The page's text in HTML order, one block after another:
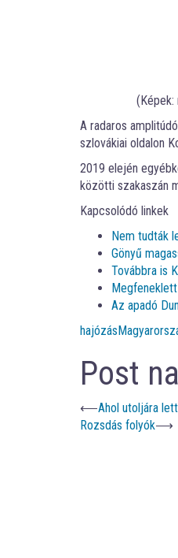
A radaros
szlovákiai oldalon
2019 elején
közötti szakaszán
Kapcsolódó linkek
Nem tudták
Gönyű
Továbbra is
Az apadó
hajózás
Post
⟵Ahol utoljára
Rozsdás folyók⟶